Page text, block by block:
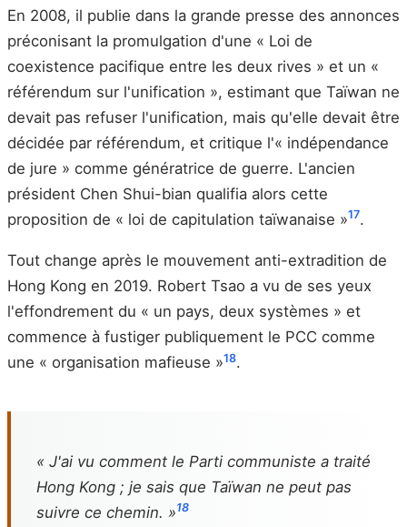
En 2008, il publie dans la grande presse des annonces
préconisant la promulgation d'une « Loi de
coexistence pacifique entre les deux rives » et un «
référendum sur l'unification », estimant que Taïwan ne
devait pas refuser l'unification, mais qu'elle devait être
décidée par référendum, et critique l'« indépendance
de jure » comme génératrice de guerre. L'ancien
président Chen Shui-bian qualifia alors cette
proposition de « loi de capitulation taïwanaise »17.
Tout change après le mouvement anti-extradition de
Hong Kong en 2019. Robert Tsao a vu de ses yeux
l'effondrement du « un pays, deux systèmes » et
commence à fustiger publiquement le PCC comme
une « organisation mafieuse »18.
« J'ai vu comment le Parti communiste a traité
Hong Kong ; je sais que Taïwan ne peut pas
suivre ce chemin. »18